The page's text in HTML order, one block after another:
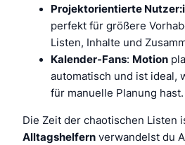
Projektorientierte
perfekt für größere
Listen, Inhalte und
Kalender-Fans: Motion
automatisch und ist ideal,
für manuelle Planung hast.
Die Zeit der chaotischen Listen
Alltagshelfern verwandelst du